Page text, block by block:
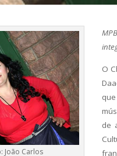
João Carlos
O
de